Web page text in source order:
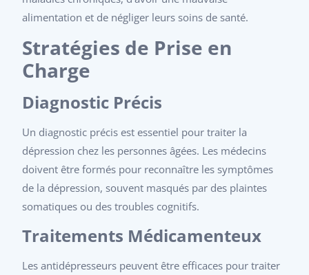
alimentation et de négliger leurs soins de santé.
Stratégies de Prise en
Charge
Diagnostic Précis
Un diagnostic précis est essentiel pour traiter la
dépression chez les personnes âgées. Les médecins
doivent être formés pour reconnaître les symptômes
de la dépression, souvent masqués par des plaintes
somatiques ou des troubles cognitifs.
Traitements Médicamenteux
Les antidépresseurs peuvent être efficaces pour traiter